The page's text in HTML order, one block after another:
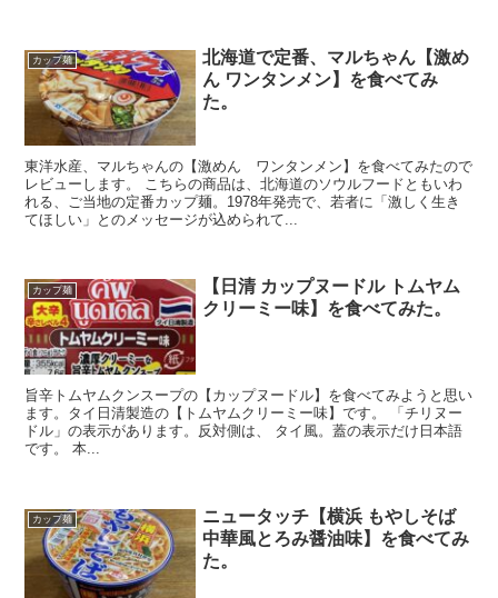
カップ麺
北海道で定番、マルちゃん【激め
ん ワンタンメン】を食べてみ
た。
東洋水産、マルちゃんの【激めん ワンタンメン】を食べてみたので
レビューします。 こちらの商品は、北海道のソウルフードともいわ
れる、ご当地の定番カップ麺。1978年発売で、若者に「激しく生き
てほしい」とのメッセージが込められて...
カップ麺
【日清 カップヌードル トムヤム
クリーミー味】を食べてみた。
旨辛トムヤムクンスープの【カップヌードル】を食べてみようと思い
ます。タイ日清製造の【トムヤムクリーミー味】です。 「チリヌー
ドル」の表示があります。反対側は、 タイ風。蓋の表示だけ日本語
です。 本...
カップ麺
ニュータッチ【横浜 もやしそば
中華風とろみ醤油味】を食べてみ
た。